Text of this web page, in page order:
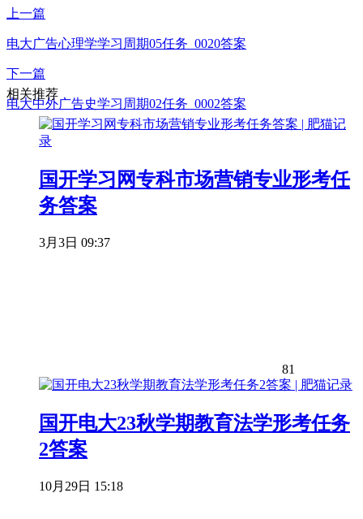
上一篇
电大广告心理学学习周期05任务_0020答案
下一篇
电大中外广告史学习周期02任务_0002答案
相关推荐
国开学习网专科市场营销专业形考任
务答案
3月3日 09:37
81
国开电大23秋学期教育法学形考任务
2答案
10月29日 15:18